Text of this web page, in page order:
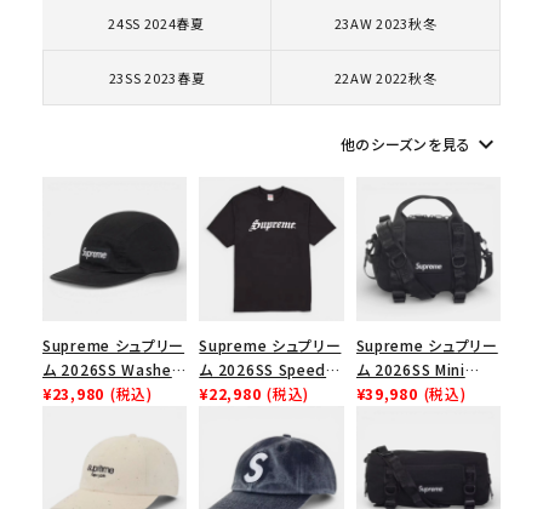
ショルダー・ウエストバッグ
ボックスロゴ ブラックスウェット
シーズンから探す
並び順
価格から探す
円 ～
在庫のない商品を表示する
24SS 2024春夏 23AW 2023秋冬
23SS 2023春夏 22AW 2022秋冬
他のシーズンを見る keyboard_arrow_down
Supreme シュプリー
ム 2026SS Washed
Chino Twill Camp
ノツイル キャンプキャ
ップ ブラック
¥23,980 (税込)
Supreme シュプリー
ム 2026SS Speed
Tee スピードTシャツ
¥22,980 (税込)
Supreme シュプリー
ム 2026SS Mini
Duffle Bag ミニダッ
¥39,980 (税込)